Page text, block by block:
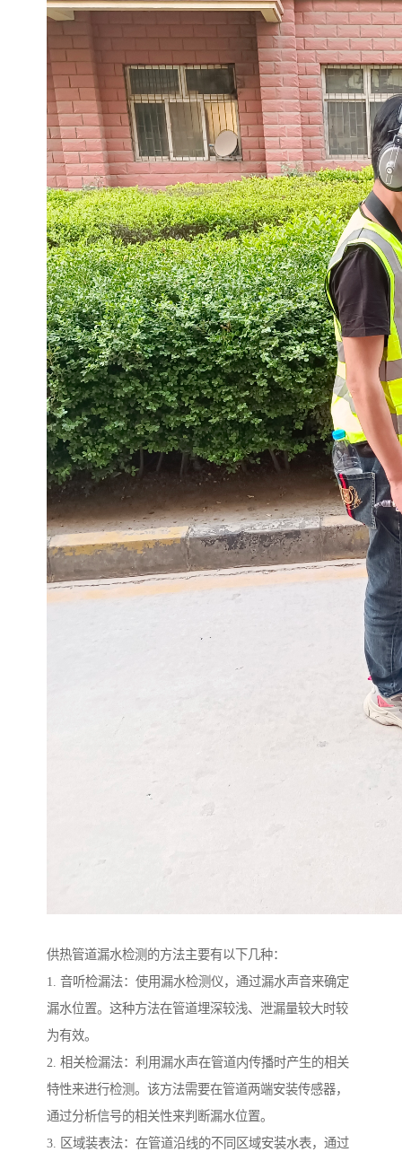
供热管道漏水检测的方法主要有以下几种：
1. 音听检漏法：使用漏水检测仪，通过漏水声音来确定
漏水位置。这种方法在管道埋深较浅、泄漏量较大时较
为有效。
2. 相关检漏法：利用漏水声在管道内传播时产生的相关
特性来进行检测。该方法需要在管道两端安装传感器，
通过分析信号的相关性来判断漏水位置。
3. 区域装表法：在管道沿线的不同区域安装水表，通过